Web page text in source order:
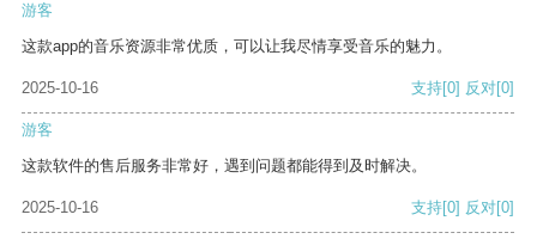
游客
这款app的音乐资源非常优质，可以让我尽情享受音乐的魅力。
2025-10-16 支持[0] 反对[0]
游客
这款软件的售后服务非常好，遇到问题都能得到及时解决。
2025-10-16 支持[0] 反对[0]